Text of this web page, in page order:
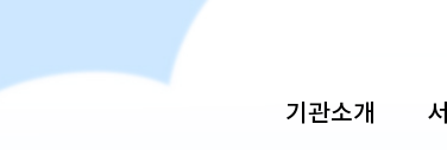
기관소개